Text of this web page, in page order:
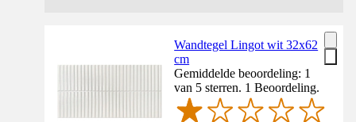
Wandtegel Lingot wit 32x62
cm
Gemiddelde beoordeling: 1
van 5 sterren. 1 Beoordeling.